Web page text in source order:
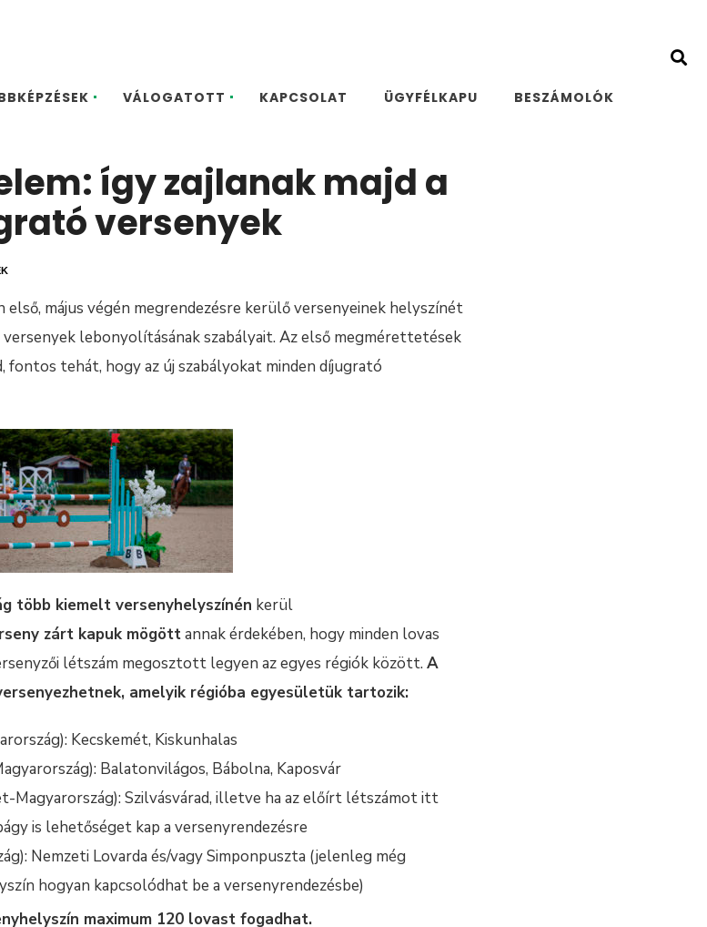
VÁLOGATOTT KAPCSOLAT ÜGYFÉLKAPU BESZÁMOLÓK
így zajlanak majd a
versenyek
május végén megrendezésre kerülő versenyeinek helyszínét
lebonyolításának szabályait. Az első megmérettetések
fontos tehát, hogy az új szabályokat minden díjugrató
több kiemelt versenyhelyszínén kerül
zárt kapuk mögöttannak érdekében, hogy minden lovas
létszám megosztott legyen az egyes régiók között. A
amelyik régióba egyesületük tartozik:
Kecskemét, Kiskunhalas
Balatonvilágos, Bábolna, Kaposvár
Magyarország): Szilvásvárad, illetve ha az előírt létszámot itt
is lehetőséget kap a versenyrendezésre
Nemzeti Lovarda és/vagy Simponpuszta (jelenleg még
hogyan kapcsolódhat be a versenyrendezésbe)
maximum 120 lovast fogadhat.